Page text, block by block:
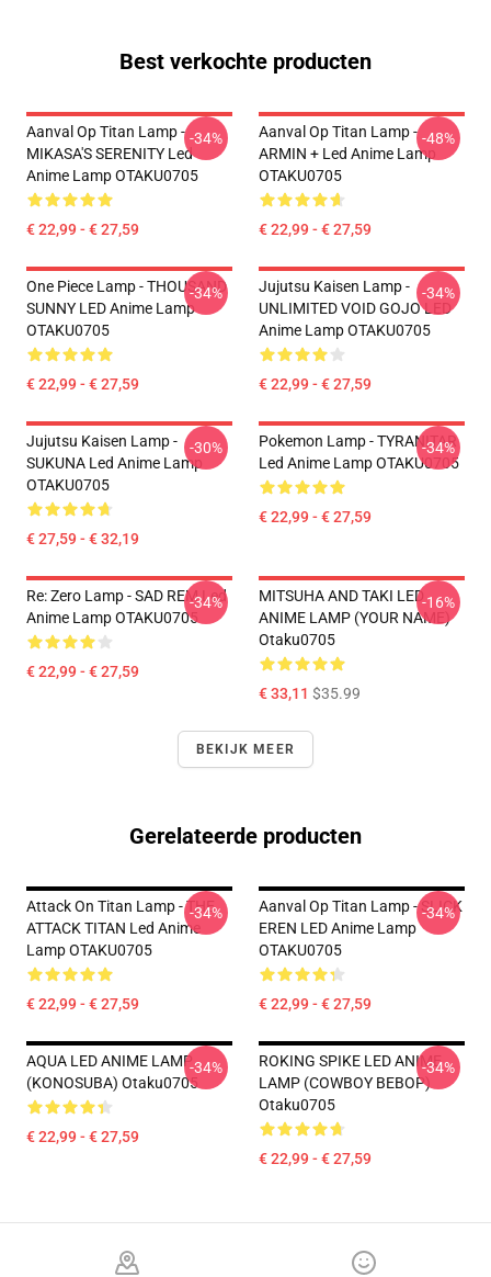
Best verkochte producten
Aanval Op Titan Lamp -
MIKASA'S SERENITY Led
Anime Lamp OTAKU0705
€ 22,99 - € 27,59
-34%
Aanval Op Titan Lamp -
ARMIN + Led Anime Lamp
OTAKU0705
€ 22,99 - € 27,59
-48%
One Piece Lamp - THOUSAND
SUNNY LED Anime Lamp
OTAKU0705
€ 22,99 - € 27,59
-34%
Jujutsu Kaisen Lamp -
UNLIMITED VOID GOJO LED
Anime Lamp OTAKU0705
€ 22,99 - € 27,59
-34%
Jujutsu Kaisen Lamp -
SUKUNA Led Anime Lamp
OTAKU0705
€ 27,59 - € 32,19
-30%
Pokemon Lamp - TYRANITAR
Led Anime Lamp OTAKU0705
€ 22,99 - € 27,59
-34%
Re: Zero Lamp - SAD REM Led
Anime Lamp OTAKU0705
€ 22,99 - € 27,59
-34%
MITSUHA AND TAKI LED
ANIME LAMP (YOUR NAME)
Otaku0705
€ 33,11 $35.99
-16%
BEKIJK MEER
Gerelateerde producten
Attack On Titan Lamp - THE
ATTACK TITAN Led Anime
Lamp OTAKU0705
€ 22,99 - € 27,59
-34%
Aanval Op Titan Lamp - SLICK
EREN LED Anime Lamp
OTAKU0705
€ 22,99 - € 27,59
-34%
AQUA LED ANIME LAMP
(KONOSUBA) Otaku0705
€ 22,99 - € 27,59
-34%
ROKING SPIKE LED ANIME
LAMP (COWBOY BEBOP)
Otaku0705
€ 22,99 - € 27,59
-34%